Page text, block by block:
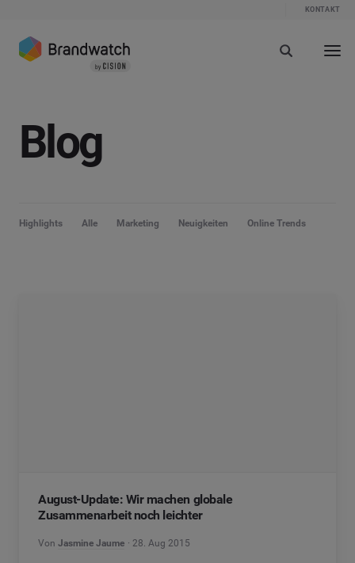
KONTAKT
Blog
Highlights Alle Marketing Neuigkeiten Online Trends
August-Update: Wir machen globale
Zusammenarbeit noch leichter
Von Jasmine Jaume 28. Aug 2015